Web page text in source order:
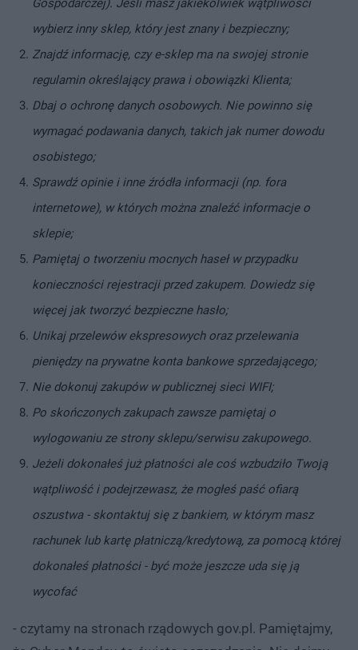
wybierz inny sklep, który jest znany i bezpieczny;
Znajdź informację, czy e-sklep ma na swojej stronie
regulamin określający prawa i obowiązki Klienta;
Dbaj o ochronę danych osobowych. Nie powinno się
wymagać podawania danych, takich jak numer dowodu
osobistego;
Sprawdź opinie i inne źródła informacji (np. fora
internetowe), w których można znaleźć informacje o
sklepie;
Pamiętaj o tworzeniu mocnych haseł w przypadku
konieczności rejestracji przed zakupem. Dowiedz się
więcej jak tworzyć bezpieczne hasło;
Unikaj przelewów ekspresowych oraz przelewania
pieniędzy na prywatne konta bankowe sprzedającego;
Nie dokonuj zakupów w publicznej sieci WIFI;
Po skończonych zakupach zawsze pamiętaj o
wylogowaniu ze strony sklepu/serwisu zakupowego.
Jeżeli dokonałeś już płatności ale coś wzbudziło Twoją
wątpliwość i podejrzewasz, że mogłeś paść ofiarą
oszustwa - skontaktuj się z bankiem, w którym masz
rachunek lub kartę płatniczą/kredytową, za pomocą której
dokonałeś płatności - być może jeszcze uda się ją
wycofać
- czytamy na stronach rządowych gov.pl. Pamiętajmy,